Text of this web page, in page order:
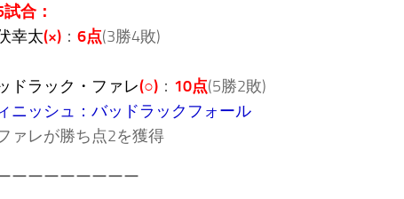
合：
幸太(×) ： 6点(3勝4敗)
ドラック・ファレ(○) ： 10点(5勝2敗)
ニッシュ：バッドラックフォール
ァレが勝ち点2を獲得
ーーーーーーーー